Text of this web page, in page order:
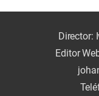
Director:
Editor